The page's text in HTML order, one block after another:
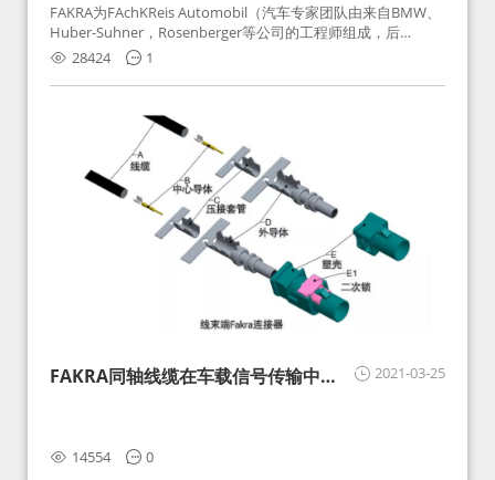
FAKRA为FAchKReis Automobil（汽车专家团队由来自BMW、
Huber-Suhner，Rosenberger等公司的工程师组成，后
Huber-Suhner相关连接器业务及技术在2010年并入
Rosenberger）缩写。起初为BMW需求用于车载收音机天线连
接，如今FAKRA已成为汽车行业通用标准的射频连接器，被业
28424 1
2021-03-25
FAKRA同轴线缆在车载信号传输中的
14554 0